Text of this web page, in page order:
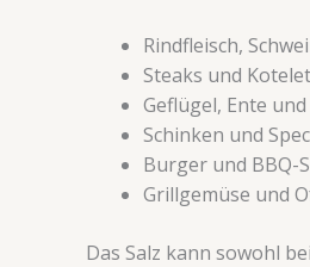
Rindfleisch,
Steaks und
Geflügel, Ente und
Schinken und
Burger und BBQ-
Grillgemüse und
Das Salz kann sowohl